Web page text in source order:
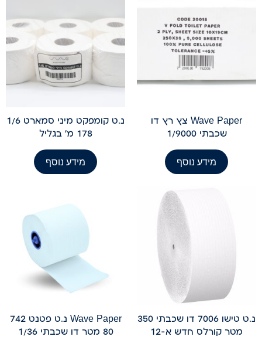
Wave Paper צץ רץ דו
שכבתי 1/9000
מידע נוסף
נ.ט קומפקט מיני סמארט 1/6
178 מ' בגליל
מידע נוסף
נ.ט טישו 7006 דו שכבתי 350
מטר קורלס חדש א-12
Wave Paper נ.ט פטנט 742
80 מטר דו שכבתי 1/36